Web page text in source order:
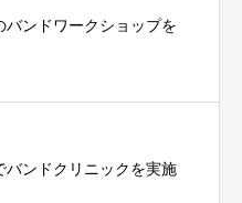
バンドワークショップを
バンドクリニックを実施